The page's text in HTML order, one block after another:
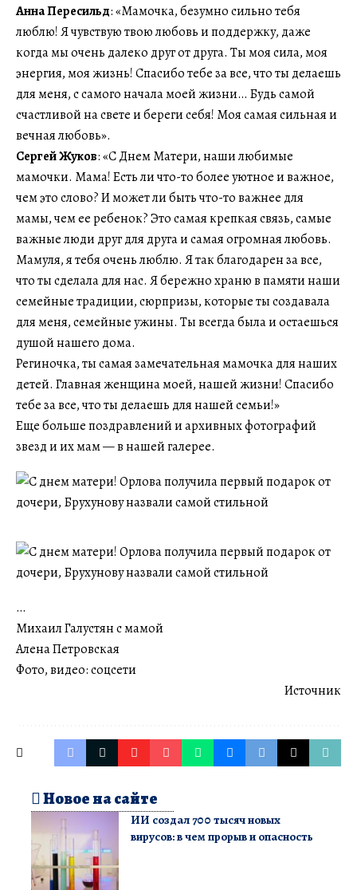
Анна Пересильд: «Мамочка, безумно сильно тебя
люблю! Я чувствую твою любовь и поддержку, даже
когда мы очень далеко друг от друга. Ты моя сила, моя
энергия, моя жизнь! Спасибо тебе за все, что ты делаешь
для меня, с самого начала моей жизни… Будь самой
счастливой на свете и береги себя! Моя самая сильная и
вечная любовь».
Сергей Жуков: «С Днем Матери, наши любимые
мамочки. Мама! Есть ли что-то более уютное и важное,
чем это слово? И может ли быть что-то важнее для
мамы, чем ее ребенок? Это самая крепкая связь, самые
важные люди друг для друга и самая огромная любовь.
Мамуля, я тебя очень люблю. Я так благодарен за все,
что ты сделала для нас. Я бережно храню в памяти наши
семейные традиции, сюрпризы, которые ты создавала
для меня, семейные ужины. Ты всегда была и остаешься
душой нашего дома.
Региночка, ты самая замечательная мамочка для наших
детей. Главная женщина моей, нашей жизни! Спасибо
тебе за все, что ты делаешь для нашей семьи!»
Еще больше поздравлений и архивных фотографий
звезд и их мам — в нашей галерее.
…
Михаил Галустян с мамой
Алена Петровская
Фото, видео: соцсети
Источник
Новое на сайте
ИИ создал 700 тысяч новых
вирусов: в чем прорыв и опасность